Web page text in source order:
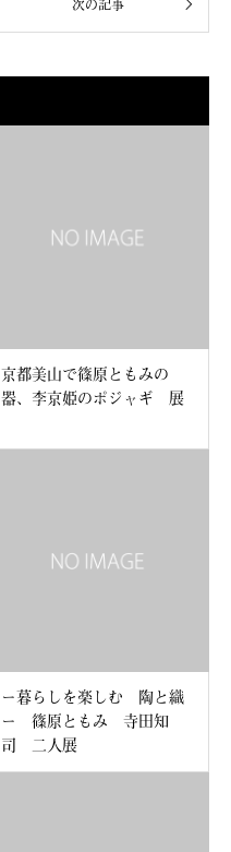
京都美山で篠原ともみの
器、李京姫のポジャギ 展
ー暮らしを楽しむ 陶と織
ー 篠原ともみ 寺田知
司 二人展